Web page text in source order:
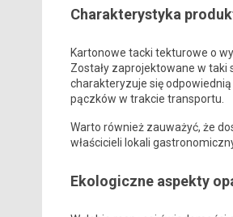
Charakterystyka
Kartonowe tacki tekturowe o
Zostały zaprojektowane w taki
charakteryzuje się
pączków w trakcie transportu.
Warto również zauważyć, że
właścicieli lokali
Ekologiczne aspekty